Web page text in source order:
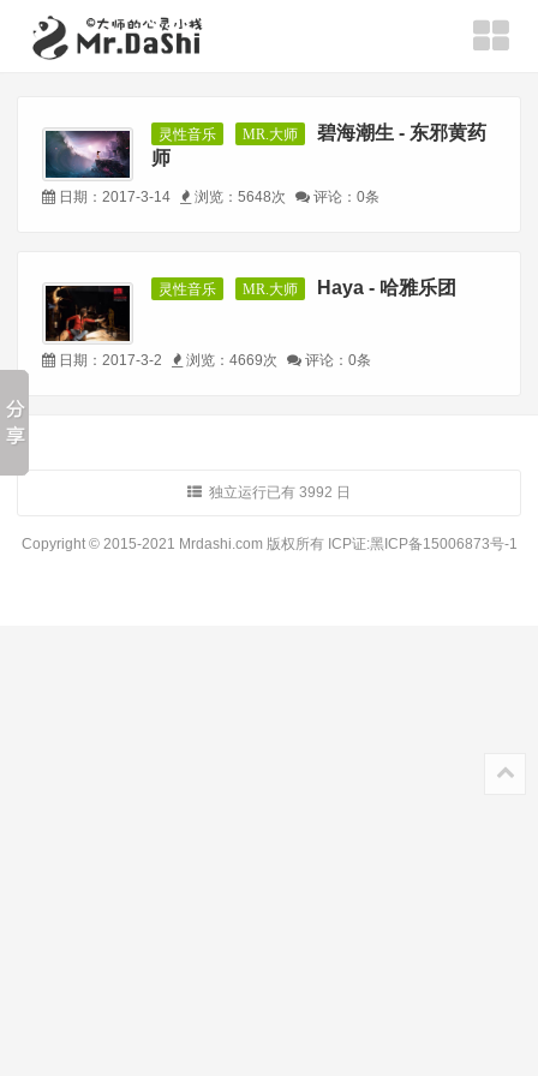
灵性音乐 MR.大师
碧海潮生 - 东邪黄药
师
日期：2017-3-14 浏览：5648次 评论：0条
灵性音乐 MR.大师 Haya - 哈雅乐团
日期：2017-3-2 浏览：4669次 评论：0条
独立运行已有 3992 日
Copyright © 2015-2021 Mrdashi.com 版权所有 ICP证:黑ICP备15006873号-1